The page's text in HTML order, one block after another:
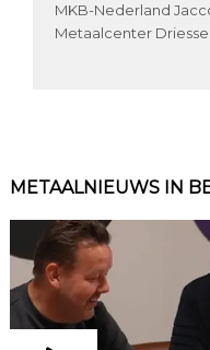
MKB-Nederland
Metaalcenter
METAALNIEUWS IN